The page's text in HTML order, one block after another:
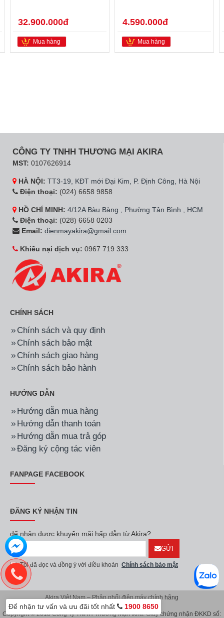
32.900.000đ
Mua hàng
4.590.000đ
Mua hàng
CÔNG TY TNHH THƯƠNG MẠI AKIRA
MST: 0107626914
HÀ NỘI: TT3-19, KĐT mới Đại Kim, P. Định Công, Hà Nội
Điện thoại: (024) 6658 9858
HỒ CHÍ MINH: 4/12A Bàu Bàng , Phường Tân Bình , HCM
Điện thoại: (028) 6658 0203
Email: dienmayakira@gmail.com
Khiếu nại dịch vụ: 0967 719 333
CHÍNH SÁCH
Chính sách và quy định
Chính sách bảo mật
Chính sách giao hàng
Chính sách bảo hành
HƯỚNG DẪN
Hướng dẫn mua hàng
Hướng dẫn thanh toán
Hướng dẫn mua trả góp
Đăng ký cộng tác viên
FANPAGE FACEBOOK
ĐĂNG KÝ NHẬN TIN
để nhận được khuyến mãi hấp dẫn từ Akira?
GỬI
Tôi đã đọc và đồng ý với điều khoản Chính sách bảo mật
Akira Việt Nam – Phân phối điện máy chính hãng
Copyright © 2018 Công Ty TNHH Thương Mại Akira. Giấy chứng nhận ĐKKD số:
Để nhận tư vấn và ưu đãi tốt nhất 1900 8650